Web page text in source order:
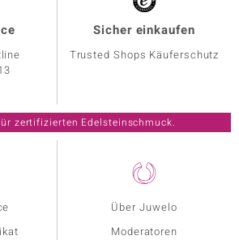
Über Juwelo
Moderatoren
Sicher einkaufen
Trusted Shops Käuferschutz
zertifizierten Edelsteinschmuck.